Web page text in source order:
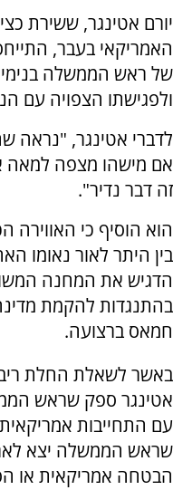
יורם אטינגר, ששירת
האמריקאי בעבר,
של ראש הממשלה
ולפגישתו הצפויה עם
לדברי אטינגר, "נראה
אם מישהו מצפה למאה
זה דבר נדיר".
הוא הוסיף כי האווירה
בין היתר לאור נאומו
הדגיש את המחנה
בהתנגדות להקמת
חמאס ברצועה.
באשר לשאלת החלת
אטינגר ספק שראש
עם התחייבות
שראש הממשלה יצא
הבטחה אמריקאית או